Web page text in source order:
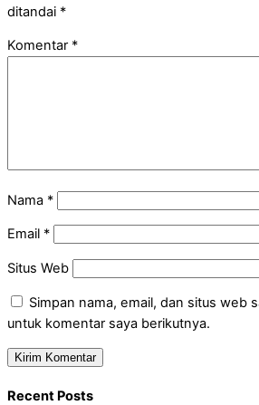
ditandai *
Komentar *
Nama *
Email *
Situs Web
Simpan nama, email, dan situs web
untuk komentar saya berikutnya.
Recent Posts